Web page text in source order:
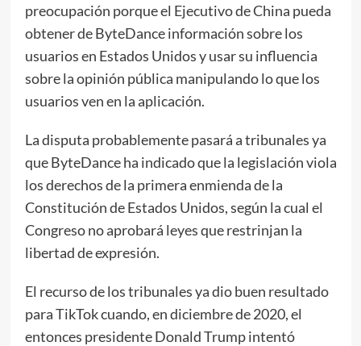
preocupación porque el Ejecutivo de China pueda
obtener de ByteDance información sobre los
usuarios en Estados Unidos y usar su influencia
sobre la opinión pública manipulando lo que los
usuarios ven en la aplicación.
La disputa probablemente pasará a tribunales ya
que ByteDance ha indicado que la legislación viola
los derechos de la primera enmienda de la
Constitución de Estados Unidos, según la cual el
Congreso no aprobará leyes que restrinjan la
libertad de expresión.
El recurso de los tribunales ya dio buen resultado
para TikTok cuando, en diciembre de 2020, el
entonces presidente Donald Trump intentó